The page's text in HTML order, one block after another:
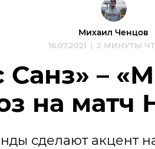
Михаил Ченцов
16.07.2021 2 МИНУТЫ
–
на матч
сделают акцент